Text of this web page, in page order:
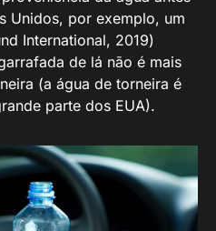
Unidos, por exemplo, um
International, 2019)
de lá não é mais
(a água de torneira é
parte dos EUA).